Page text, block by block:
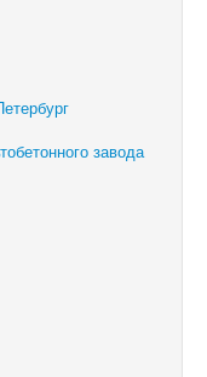
завода